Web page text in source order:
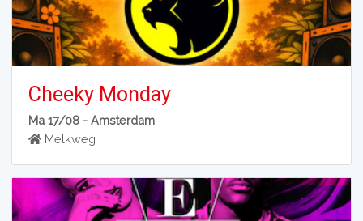
Cheeky Monday
Ma 17/08 -Amsterdam
Melkweg